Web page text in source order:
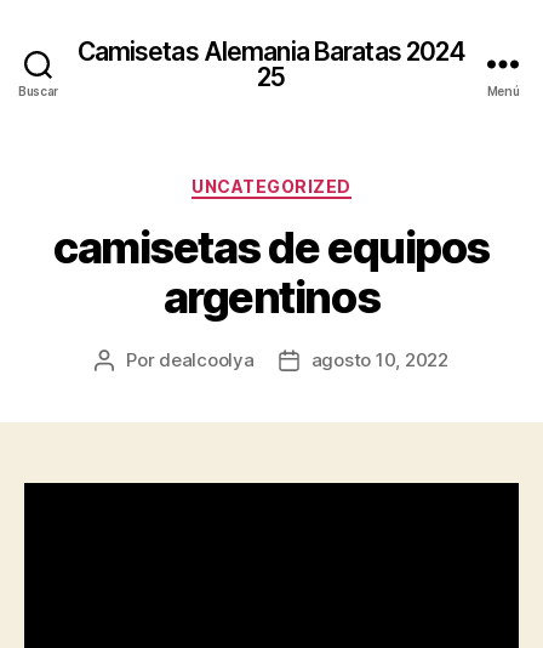
Buscar
Camisetas Alemania Baratas 2024
25
Menú
Categorías
UNCATEGORIZED
camisetas de equipos
argentinos
Autor
Por dealcoolya
Fechaagosto 10, 2022